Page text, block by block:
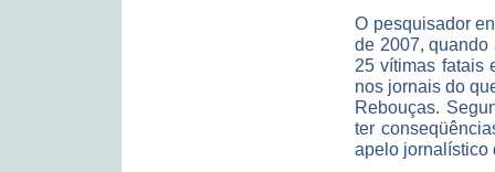
O pesquisador
de 2007, quando
25 vítimas fatais
nos jornais do
Rebouças.
ter
apelo jornalístico